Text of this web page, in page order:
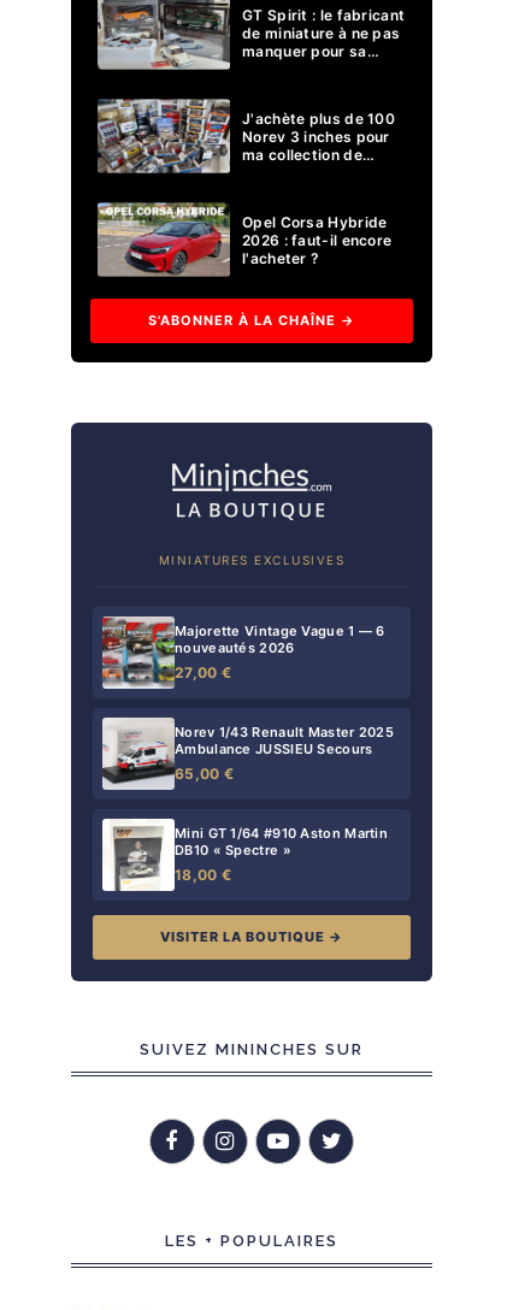
GT Spirit : le fabricant
de miniature à ne pas
manquer pour sa
J'achète plus de 100
Norev 3 inches pour
ma collection de
Opel Corsa Hybride
2026 : faut-il encore
l'acheter ?
S'ABONNER À LA CHAÎNE →
MINIATURES EXCLUSIVES
Majorette Vintage Vague 1 — 6
nouveautés 2026
27,00 €
Norev 1/43 Renault Master 2025
Ambulance JUSSIEU Secours
65,00 €
Mini GT 1/64 #910 Aston Martin
DB10 « Spectre »
18,00 €
VISITER LA BOUTIQUE →
SUIVEZ MININCHES SUR
LES + POPULAIRES